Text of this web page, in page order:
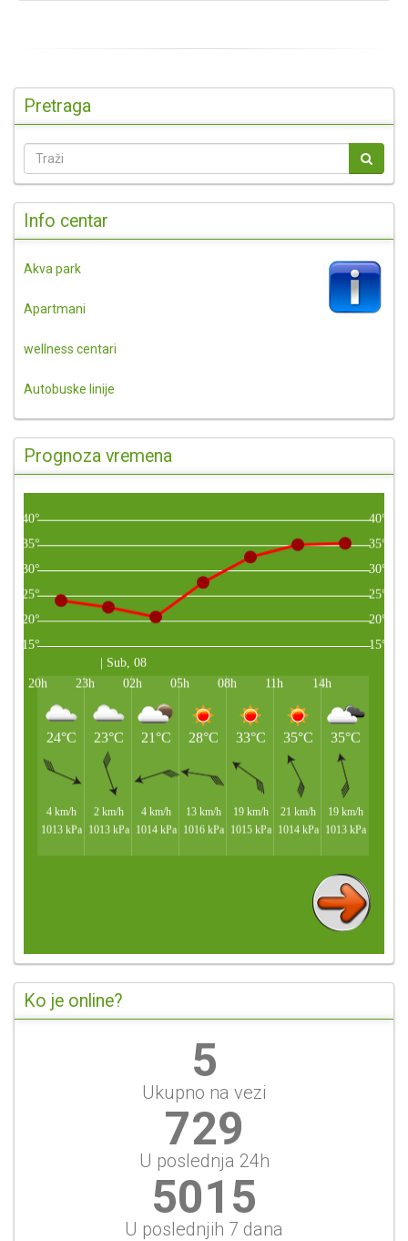
Pretraga
Info centar
Akva park
Apartmani
wellness centari
Autobuske linije
Prognoza vremena
Ko je online?
5
Ukupno na vezi
781
U poslednja 24h
5373
U poslednjih 7 dana